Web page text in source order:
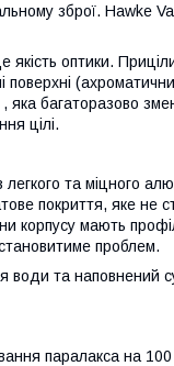
зброї. Hawke
якість оптики.
поверхні
багаторазово
цілі.
та міцного
покриття, яке не
корпусу мають
проблем.
води та наповнений
паралакса на